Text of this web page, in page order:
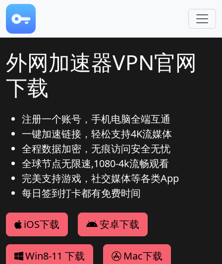
跳转到主要内容
外网加速器VPN官网
下载
注册一个账号，手机电脑全端互通
一键加速链接，轻松支持4K流媒体
全程数据加密，无痕访问安全无忧
全球节点无限速,1080-4k流畅观看
完美支持游戏，社交媒体等各类App
每日签到打卡都有免费时间
iOS下载 安卓下载
Win8-11 下载 Mac下载